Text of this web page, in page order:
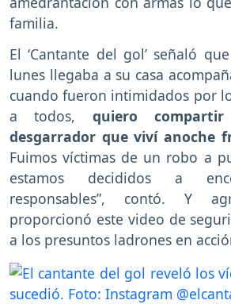
familia.
El ‘Cantante del gol’ señaló
lunes llegaba a su casa
cuando fueron intimidados por
a todos, quiero
desgarrador que viví anoche
Fuimos víctimas de un robo a
estamos decididos a
responsables”, contó. Y
proporcionó este video de
a los presuntos ladrones en